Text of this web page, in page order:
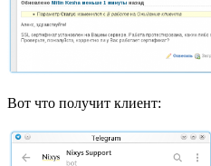
Вот что получит клиент: